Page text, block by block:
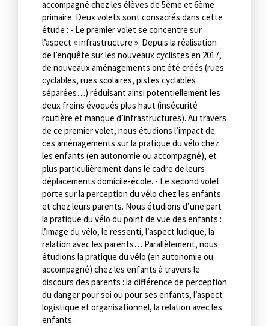
accompagné chez les élèves de 5ème et 6ème
primaire. Deux volets sont consacrés dans cette
étude : - Le premier volet se concentre sur
l’aspect « infrastructure ». Depuis la réalisation
de l’enquête sur les nouveaux cyclistes en 2017,
de nouveaux aménagements ont été créés (rues
cyclables, rues scolaires, pistes cyclables
séparées…) réduisant ainsi potentiellement les
deux freins évoqués plus haut (insécurité
routière et manque d’infrastructures). Au travers
de ce premier volet, nous étudions l’impact de
ces aménagements sur la pratique du vélo chez
les enfants (en autonomie ou accompagné), et
plus particulièrement dans le cadre de leurs
déplacements domicile-école. - Le second volet
porte sur la perception du vélo chez les enfants
et chez leurs parents. Nous étudions d’une part
la pratique du vélo du point de vue des enfants :
l’image du vélo, le ressenti, l’aspect ludique, la
relation avec les parents… Parallèlement, nous
étudions la pratique du vélo (en autonomie ou
accompagné) chez les enfants à travers le
discours des parents : la différence de perception
du danger pour soi ou pour ses enfants, l’aspect
logistique et organisationnel, la relation avec les
enfants.